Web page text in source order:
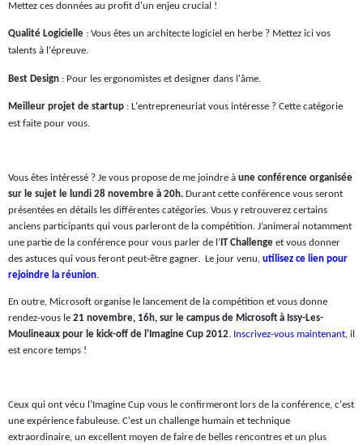
Mettez ces données au profit d'un enjeu crucial !
Qualité Logicielle : Vous êtes un architecte logiciel en herbe ? Mettez ici vos
talents à l'épreuve.
Best Design : Pour les ergonomistes et designer dans l'âme.
Meilleur projet de startup : L'entrepreneuriat vous intéresse ? Cette catégorie
est faite pour vous.
Vous êtes intéressé ? Je vous propose de me joindre à une conférence organisée
sur le sujet le lundi 28 novembre à 20h. Durant cette conférence vous seront
présentées en détails les différentes catégories. Vous y retrouverez certains
anciens participants qui vous parleront de la compétition. J’animerai notamment
une partie de la conférence pour vous parler de l’ IT Challenge et vous donner
des astuces qui vous feront peut-être gagner. Le jour venu, utilisez ce lien pour
rejoindre la réunion.
En outre, Microsoft organise le lancement de la compétition et vous donne
rendez-vous le 21 novembre, 16h, sur le campus de Microsoft à Issy-Les-
Moulineaux pour le kick-off de l'Imagine Cup 2012. Inscrivez-vous maintenant, il
est encore temps !
Ceux qui ont vécu l'Imagine Cup vous le confirmeront lors de la conférence, c'est
une expérience fabuleuse. C'est un challenge humain et technique
extraordinaire, un excellent moyen de faire de belles rencontres et un plus